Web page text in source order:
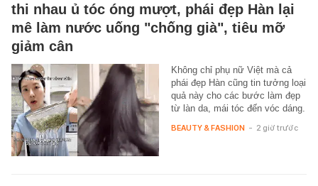
thi nhau ủ tóc óng mượt, phái đẹp Hàn lại
mê làm nước uống "chống già", tiêu mỡ
giảm cân
Không chỉ phụ nữ Việt mà cả
phái đẹp Hàn cũng tin tưởng loại
quả này cho các bước làm đẹp
từ làn da, mái tóc đến vóc dáng.
BEAUTY & FASHION - 2 giờ trước